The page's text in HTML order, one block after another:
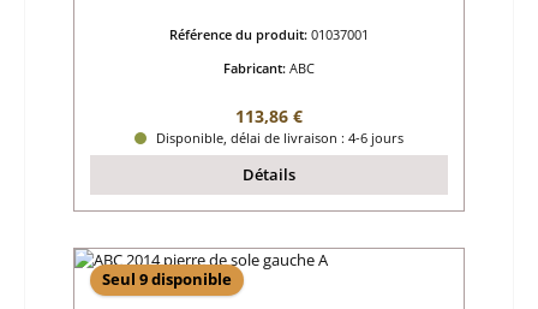
Référence du produit: 01037001
Fabricant: ABC
Prix régulier :
113,86 €
Disponible, délai de livraison : 4-6 jours
Détails
Seul 9 disponible